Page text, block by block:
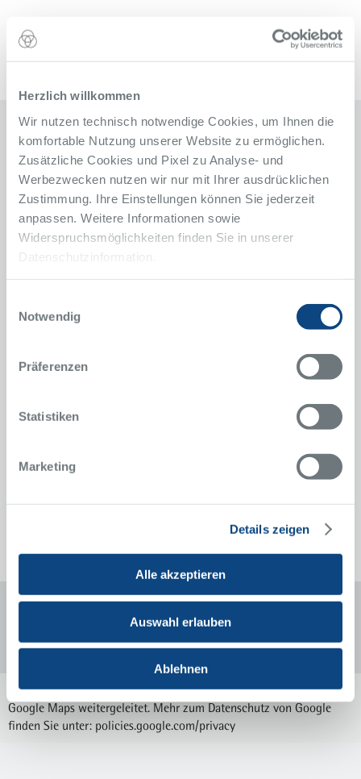
Herzlich willkommen
Wir nutzen technisch notwendige Cookies, um Ihnen die
komfortable Nutzung unserer Website zu ermöglichen.
Zusätzliche Cookies und Pixel zu Analyse- und
Werbezwecken nutzen wir nur mit Ihrer ausdrücklichen
Zustimmung. Ihre Einstellungen können Sie jederzeit
anpassen. Weitere Informationen sowie
Widerspruchsmöglichkeiten finden Sie in unserer
Datenschutzinformation.
Notwendig
Präferenzen
Statistiken
Marketing
Details zeigen
Alle akzeptieren
Auswahl erlauben
Ablehnen
Kontakt
Neuroradiologie
Alfried Krupp Krankenhaus
Rüttenscheid
Alfried-Krupp-Straße 21
Anfahrt
Sekretariat
Telefon 0201 434-2556
Telefax0201 434-2375
krankenhaus.de
Mit einem Klick auf die Karte oder den Link „Anfahrt“ werden Sie zu
Google Maps weitergeleitet. Mehr zum Datenschutz von Google
finden Sie unter: policies.google.com/privacy